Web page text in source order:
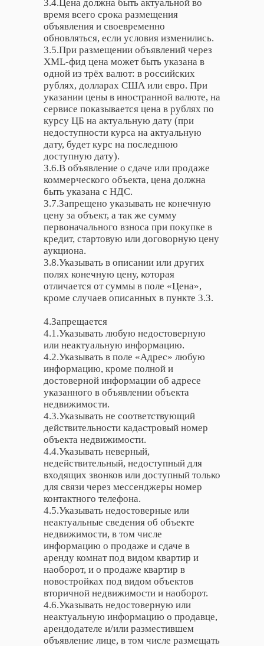
3.4.Цена должна быть актуальной во
время всего срока размещения
объявления и своевременно
обновляться, если условия изменились.
3.5.При размещении объявлений через
XML-фид цена может быть указана в
одной из трёх валют: в российских
рублях, долларах США или евро. При
указании цены в иностранной валюте, на
сервисе показывается цена в рублях по
курсу ЦБ на актуальную дату (при
недоступности курса на актуальную
дату, будет курс на последнюю
доступную дату).
3.6.В объявление о сдаче или продаже
коммерческого объекта, цена должна
быть указана с НДС.
3.7.Запрещено указывать не конечную
цену за объект, а так же сумму
первоначального взноса при покупке в
кредит, стартовую или договорную цену
аукциона.
3.8.Указывать в описании или других
полях конечную цену, которая
отличается от суммы в поле «Цена»,
кроме случаев описанных в пункте 3.3.
4.Запрещается
4.1.Указывать любую недостоверную
или неактуальную информацию.
4.2.Указывать в поле «Адрес» любую
информацию, кроме полной и
достоверной информации об адресе
указанного в объявлении объекта
недвижимости.
4.3.Указывать не соответствующий
действительности кадастровый номер
объекта недвижимости.
4.4.Указывать неверный,
недействительный, недоступный для
входящих звонков или доступный только
для связи через мессенджеры номер
контактного телефона.
4.5.Указывать недостоверные или
неактуальные сведения об объекте
недвижимости, в том числе
информацию о продаже и сдаче в
аренду комнат под видом квартир и
наоборот, и о продаже квартир в
новостройках под видом объектов
вторичной недвижимости и наоборот.
4.6.Указывать недостоверную или
неактуальную информацию о продавце,
арендодателе и/или разместившем
объявление лице, в том числе размещать